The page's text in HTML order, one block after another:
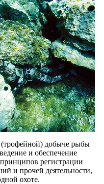
добыче рыбы
и обеспечение
регистрации
и прочей деятельности,
охоте.